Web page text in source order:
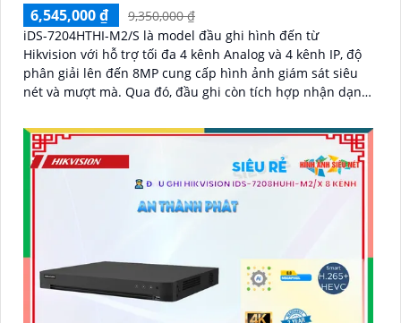
6,545,000 ₫
9,350,000 ₫
iDS-7204HTHI-M2/S là model đầu ghi hình đến từ
Hikvision với hỗ trợ tối đa 4 kênh Analog và 4 kênh IP, độ
phân giải lên đến 8MP cung cấp hình ảnh giám sát siêu
nét và mượt mà. Qua đó, đầu ghi còn tích hợp nhận dạng
hỗ trợ ổ cứng lên đến 10TB